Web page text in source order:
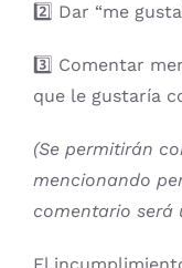
2️⃣ Dar “me
3️⃣ Comentar
que le gustaría
(Se permitirán
mencionando
comentario será